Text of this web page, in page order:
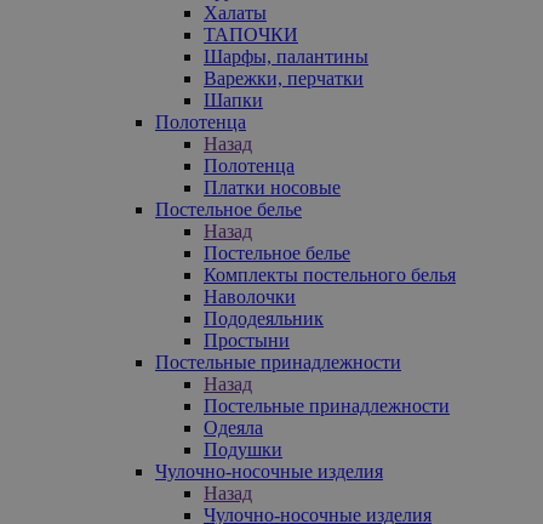
Халаты
ТАПОЧКИ
Шарфы, палантины
Варежки, перчатки
Шапки
Полотенца
Назад
Полотенца
Платки носовые
Постельное белье
Назад
Постельное белье
Комплекты постельного белья
Наволочки
Пододеяльник
Простыни
Постельные принадлежности
Назад
Постельные принадлежности
Одеяла
Подушки
Чулочно-носочные изделия
Назад
Чулочно-носочные изделия